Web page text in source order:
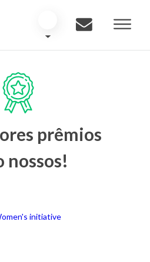
prêmios
nossos!